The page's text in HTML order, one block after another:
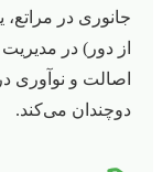
از دور) در
اصالت و نوآوری
دوچندان می‌کند.